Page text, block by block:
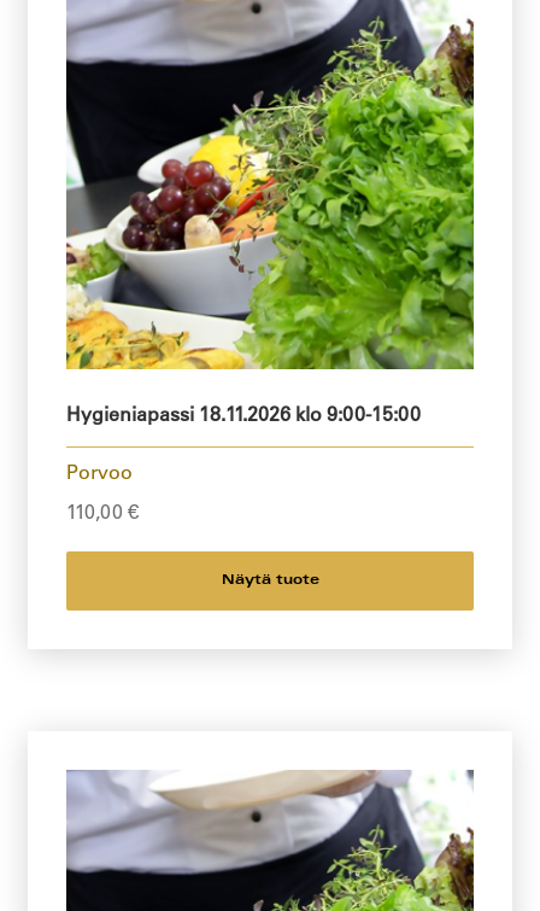
Hygieniapassi 18.11.2026 klo 9:00-15:00
Porvoo
110,00 €
Näytä tuote